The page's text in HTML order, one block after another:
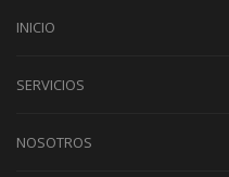
INICIO
SERVICIOS
NOSOTROS